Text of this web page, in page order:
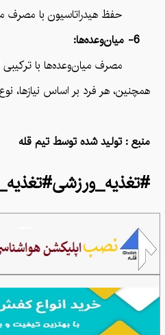
حفظ هیدراتاسیون با مصرف
مصرف میان‌وعده‌ها با ترکیبی
همچنین، هر فرد بر اساس نیازها،
منبع : تولید شده توسط تیم قله